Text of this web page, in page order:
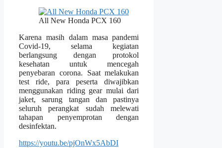
All New Honda PCX 160
Karena masih dalam masa pandemi
Covid-19, selama kegiatan
berlangsung dengan protokol
kesehatan untuk mencegah
penyebaran corona. Saat melakukan
test ride, para peserta diwajibkan
menggunakan riding gear mulai dari
jaket, sarung tangan dan pastinya
seluruh perangkat sudah melewati
tahapan penyemprotan dengan
desinfektan.
https://youtu.be/pjOnWx5AbDI